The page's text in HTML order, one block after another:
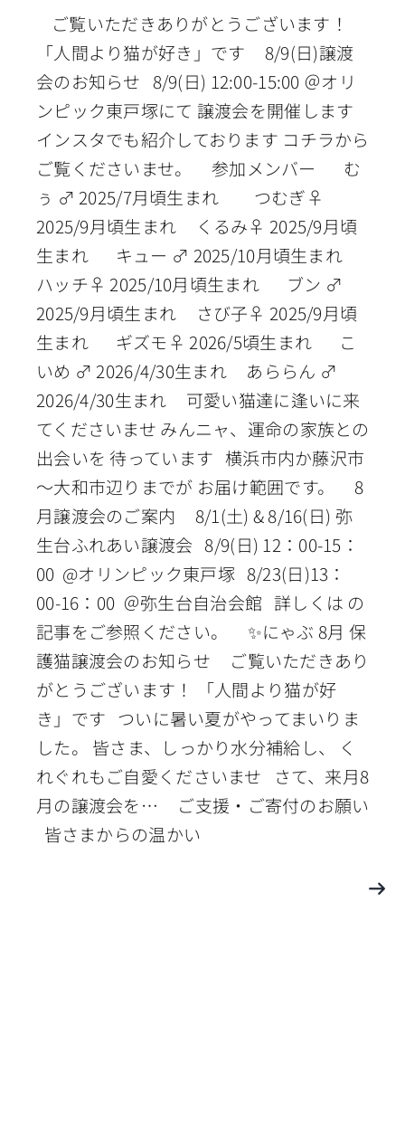
ご覧いただきありがとうございます！
「人間より猫が好き」です 8/9(日)譲渡
会のお知らせ 8/9(日) 12:00-15:00 ＠オリ
ンピック東戸塚にて 譲渡会を開催します
インスタでも紹介しております コチラから
ご覧くださいませ。 参加メンバー む
ぅ ♂ 2025/7月頃生まれ つむぎ♀
2025/9月頃生まれ くるみ♀ 2025/9月頃
生まれ キュー ♂ 2025/10月頃生まれ
ハッチ♀ 2025/10月頃生まれ ブン ♂
2025/9月頃生まれ さび子♀ 2025/9月頃
生まれ ギズモ♀ 2026/5頃生まれ こ
いめ ♂ 2026/4/30生まれ あららん ♂
2026/4/30生まれ 可愛い猫達に逢いに来
てくださいませ みんニャ、運命の家族との
出会いを 待っています 横浜市内か藤沢市
～大和市辺りまでが お届け範囲です。 8
月譲渡会のご案内 8/1(土) & 8/16(日) 弥
生台ふれあい譲渡会 8/9(日) 12：00-15：
00 @オリンピック東戸塚 8/23(日)13：
00-16：00 ＠弥生台自治会館 詳しくは の
記事をご参照ください。 ✨にゃぶ 8月 保
護猫譲渡会のお知らせ ご覧いただきあり
がとうございます！ 「人間より猫が好
き」です ついに暑い夏がやってまいりま
した。 皆さま、しっかり水分補給し、 く
れぐれもご自愛くださいませ さて、来月8
月の譲渡会を… ご支援・ご寄付のお願い
皆さまからの温かい